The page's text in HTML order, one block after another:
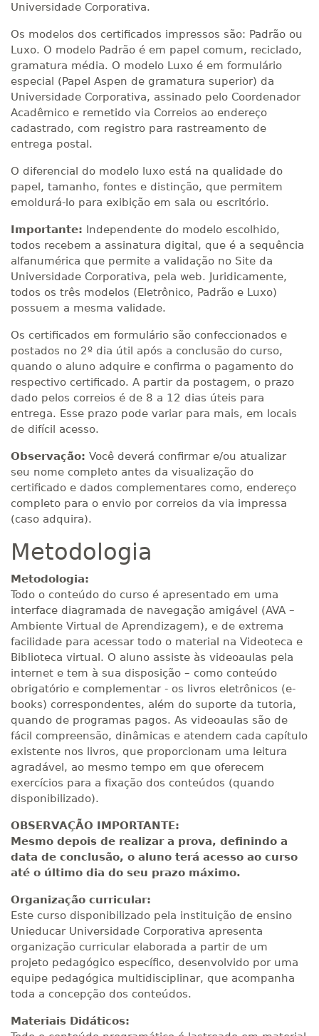
Universidade Corporativa.
Os modelos dos certificados impressos são: Padrão ou
Luxo. O modelo Padrão é em papel comum, reciclado,
gramatura média. O modelo Luxo é em formulário
especial (Papel Aspen de gramatura superior) da
Universidade Corporativa, assinado pelo Coordenador
Acadêmico e remetido via Correios ao endereço
cadastrado, com registro para rastreamento de
entrega postal.
O diferencial do modelo luxo está na qualidade do
papel, tamanho, fontes e distinção, que permitem
emoldurá-lo para exibição em sala ou escritório.
Importante: Independente do modelo escolhido,
todos recebem a assinatura digital, que é a sequência
alfanumérica que permite a validação no Site da
Universidade Corporativa, pela web. Juridicamente,
todos os três modelos (Eletrônico, Padrão e Luxo)
possuem a mesma validade.
Os certificados em formulário são confeccionados e
postados no 2º dia útil após a conclusão do curso,
quando o aluno adquire e confirma o pagamento do
respectivo certificado. A partir da postagem, o prazo
dado pelos correios é de 8 a 12 dias úteis para
entrega. Esse prazo pode variar para mais, em locais
de difícil acesso.
Observação: Você deverá confirmar e/ou atualizar
seu nome completo antes da visualização do
certificado e dados complementares como, endereço
completo para o envio por correios da via impressa
(caso adquira).
Metodologia
Metodologia:
Todo o conteúdo do curso é apresentado em uma
interface diagramada de navegação amigável (AVA –
Ambiente Virtual de Aprendizagem), e de extrema
facilidade para acessar todo o material na Videoteca e
Biblioteca virtual. O aluno assiste às videoaulas pela
internet e tem à sua disposição – como conteúdo
obrigatório e complementar - os livros eletrônicos (e-
books) correspondentes, além do suporte da tutoria,
quando de programas pagos. As videoaulas são de
fácil compreensão, dinâmicas e atendem cada capítulo
existente nos livros, que proporcionam uma leitura
agradável, ao mesmo tempo em que oferecem
exercícios para a fixação dos conteúdos (quando
disponibilizado).
OBSERVAÇÃO IMPORTANTE:
Mesmo depois de realizar a prova, definindo a
data de conclusão, o aluno terá acesso ao curso
até o último dia do seu prazo máximo.
Organização curricular:
Este curso disponibilizado pela instituição de ensino
Unieducar Universidade Corporativa apresenta
organização curricular elaborada a partir de um
projeto pedagógico específico, desenvolvido por uma
equipe pedagógica multidisciplinar, que acompanha
toda a concepção dos conteúdos.
Materiais Didáticos: